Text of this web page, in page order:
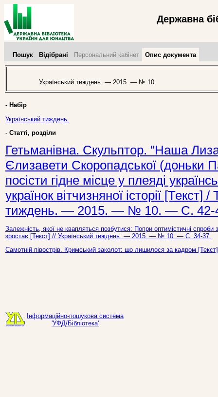
Державна
Пошук Відібрані Персональний кабінет Опис документа
Український тиждень. — 2015. — № 10.
- Набір
Український тиждень.
- Статті, розділи
Гетьманівна. Скульптор. "Наша
Єлизавети Скоропадської (доньки
посісти гідне місце у плеяді
українок вітчизняної історії
тиждень. — 2015. — № 10. — С. 42-
Залежність, якої не квапляться позбутися: Попри оптимістичні спроби
зростає [Текст] // Український тиждень. — 2015. — № 10. — С. 34-37.
Самотній півострів. Кримський заколот: шо лишилося за кадром
Інформаційно-пошукова система
'УФД/Бібліотека'